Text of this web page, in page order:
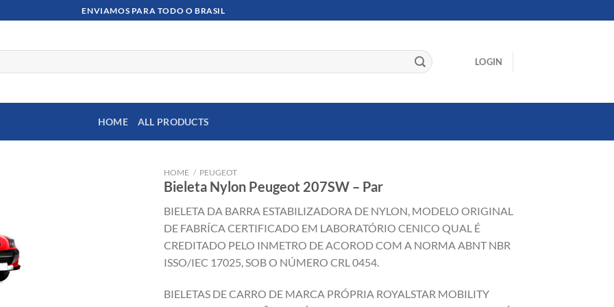
ENVIAMOS PARA TODO O BRASIL
LOGIN
HOME ALL PRODUCTS
HOME / PEUGEOT
Bieleta Nylon Peugeot 207SW – Par
BIELETA DA BARRA ESTABILIZADORA DE NYLON, MODELO ORIGINAL
DE FABRÍCA CERTIFICADO EM LABORATÓRIO CENICO QUAL É
CREDITADO PELO INMETRO DE ACOROD COM A NORMA ABNT NBR
ISSO/IEC 17025, SOB O NÚMERO CRL 0454.
BIELETAS DE CARRO DE MARCA PRÓPRIA ROYALSTAR MOBILITY